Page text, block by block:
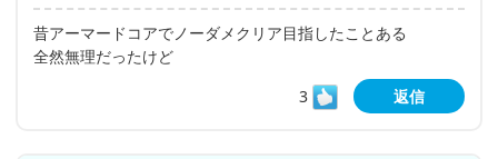
昔アーマードコアでノーダメクリア目指したことある
全然無理だったけど
3
返信